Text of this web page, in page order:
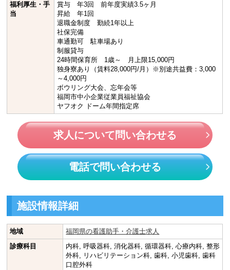
福利厚生・手
当
賞与 年3回 前年度実績3.5ヶ月
昇給 年1回
退職金制度 勤続1年以上
社保完備
車通勤可 駐車場あり
制服貸与
24時間保育所 1歳～ 月上限15,000円
独身寮あり（賃料28,000円/月）※別途共益費：3,000
～4,000円
ボウリング大会、忘年会等
福岡市中小企業従業員福祉協会
ヤフオク ドーム年間指定席
求人について問い合わせる
電話で問い合わせる
施設情報詳細
地域
福岡県の看護助手・介護士求人
診療科目
内科, 呼吸器科, 消化器科, 循環器科, 心療内科, 整形
外科, リハビリテーション科, 歯科, 小児歯科, 歯科
口腔外科